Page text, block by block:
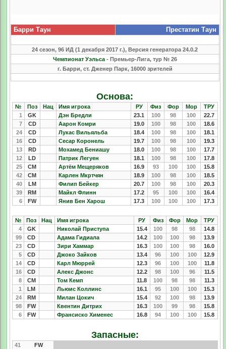
Барри Таун Престатин Таун
24 сезон, 96 ИД (1 декабря 2017 г.), Версия генератора 24.0.2
Чемпионат Уэльса- Премьер-Лига, тур № 26
г. Барри, ст. Дженер Парк, 16000 зрителей
Основа:
№ Поз Нац Имя игрока РУ Физ Фор Мор
ТРУ
1
GK Дэн Бредли 23.1 100 98 100
22.7
7
CD Аарон Комри 19.0 100 98 100
18.6
24
CD Лукас Вильяльба 18.4 100 98 100
18.1
16
CD Сесар Коронель 19.7 100 98 100
19.3
13
RD Мохамед Бениашу 18.0 100 98 100
17.7
12
LD Патрик Легуен 18.1 100 98 100
17.8
25
CM Артём Мещеряков 16.9 93 100 100
15.8
42
CM Карлен Мкртчян 18.9 100 98 100
18.5
40
LM Филип Бейкер 20.7 100 98 100
20.3
39
RM Майкл Флинн 17.2 95 100 100
16.4
6
FW Янив Бен Харош 17.3 100 100 100 17.3
№ Поз Нац Имя игрока РУ Физ Фор Мор
ТРУ
4
GK Николай Приступа 15.4 100 98 98
14.8
99
CD Адама Гидиала 14.2 100 100 98
13.9
23
CD Зири Хаммар 16.3 100 100 98
16.0
5
CD Джоко Зайков 13.4 96 100 100
12.9
14
CD Карл Мюррей 12.3 96 100 100
11.8
16
CD Алекс Джонс 12.2 98 100 96
11.5
8
CM Том Кемп 11.8 100 98 98
11.3
1
LM Льюис Коллинс 16.1 95 100 100
15.3
24
RM Милан Цокич 15.4 92 100 98
13.9
98
FW Квентин Дитрих 16.3 100 99 98
15.8
6
FW Франсиско Хименес 16.8 94 100 100 15.8
Запасные:
41
FW